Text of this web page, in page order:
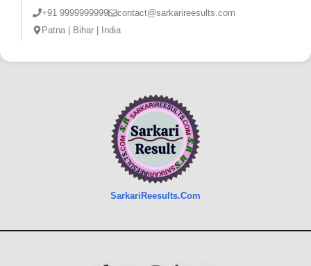
+91 9999999999
contact@sarkarireesults.com
Patna | Bihar | India
SarkariReesults.Com